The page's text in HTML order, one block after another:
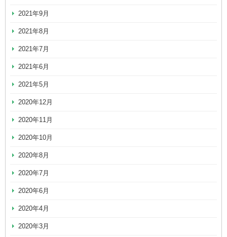
2021年9月
2021年8月
2021年7月
2021年6月
2021年5月
2020年12月
2020年11月
2020年10月
2020年8月
2020年7月
2020年6月
2020年4月
2020年3月